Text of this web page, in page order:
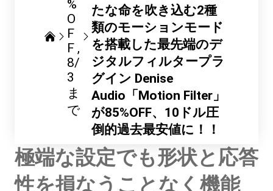
%
O
F
F
8/
3
ま
で
たな命を吹き込む2種
類のモーションモード
を搭載した最先端のデ
ジタルフィルタープラ
グイン Denise
Audio「Motion Filter」
が85%OFF、10ドル圧
倒的過去最安値に！！
極端な設定でも形状と応答
性を損なうことなく機能